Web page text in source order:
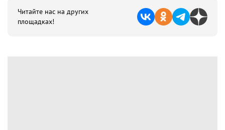
Читайте нас на других
площадках!